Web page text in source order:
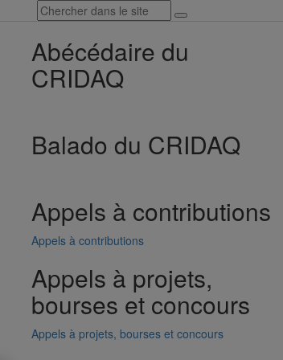
Abécédaire du
CRIDAQ
Balado du CRIDAQ
Appels à contributions
Appels à contributions
Appels à projets,
bourses et concours
Appels à projets, bourses et concours